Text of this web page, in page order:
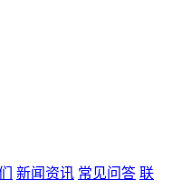
新闻资讯 常见问答 联